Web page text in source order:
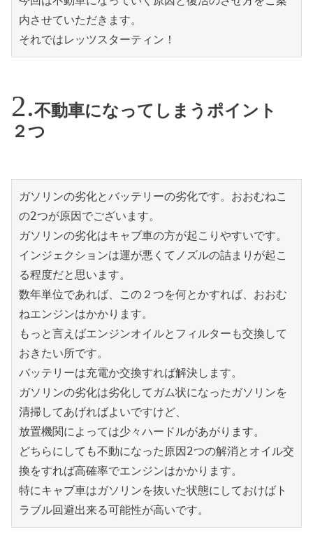
内させていただきます。
それではレッツスターティン！
不動車になってしまうポイント
２つ
ガソリンの劣化とバッテリーの劣化です。おおむねこ
の2つが原因でございます。
ガソリンの劣化はキャブ車の方が起こりやすいです。
インジェクションは運が悪くてノズルの詰まりが起こ
る程度だと思います。
数年単位であれば、この２つを何とかすれば、おおむ
ねエンジンはかかります。
もっと言えばエンジンオイルとフィルターも交換して
おきたい所です。
バッテリーは充電か交換すれば解決します。
ガソリンの劣化は劣化してガム状になったガソリンを
清掃してあげればよいですけど、
放置機関によっては少々ハードルがあがります。
どちらにしても不動になった原因2つの解消とオイル交
換をすれば高確率でエンジンはかかります。
特にキャブ車はガソリンを抜いた状態にしておけばト
ラブル回避出来る可能性が高いです。